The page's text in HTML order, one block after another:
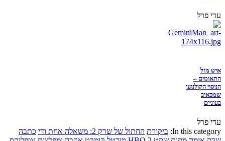
עדי פרל
איש מזל
התאומים –
הניסוי הקולנועי
שמכאיב
בעיניים
עדי פרל
In this category: ביקורת החתול של שרק 2: משאלה אחת ודי
כתבה